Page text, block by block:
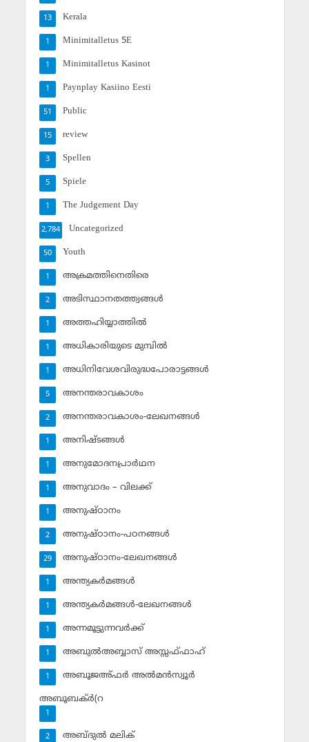
Kerala
13
Minimitalletus 5E
1
Minimitalletus Kasinot
1
Paynplay Kasiino Eesti
1
Public
51
review
15
Spellen
3
Spiele
5
The Judgement Day
1
Uncategorized
2,784
Youth
50
അക്രമത്തിനെതിരെ
1
അടിസ്ഥാനതത്ത്വങ്ങള്‍
2
അത്തഹിയ്യാത്തില്‍
1
അധികാരിയുടെ മുമ്പില്‍
1
അധിനിവേശവിരുദ്ധപോരാട്ടങ്ങള്‍
1
അനന്തരാവകാശം
5
അനന്തരാവകാശം-ലേഖനങ്ങള്‍
2
അനിഷ്ടങ്ങള്‍
1
അനുമോദനപ്രാര്‍ഥന
1
അനുവാദം – വിലക്ക്‌
1
അനുഷ്ഠാനം
1
അനുഷ്ഠാനം-പഠനങ്ങള്‍
2
അനുഷ്ഠാനം-ലേഖനങ്ങള്‍
29
അന്ത്യകര്‍മങ്ങള്‍
1
അന്ത്യകര്‍മങ്ങള്‍-ലേഖനങ്ങള്‍
1
അന്നമൂട്ടുന്നവര്‍ക്ക്
1
അബുല്‍അബ്ബാസ് അസ്സഫ്ഫാഹ്‌
1
അബൂജഅ്ഫര്‍ അല്‍മന്‍സ്വൂര്‍
1
അബൂബക്ര്‍(റ
1
അബ്ദുല്‍ മലിക്‌
2